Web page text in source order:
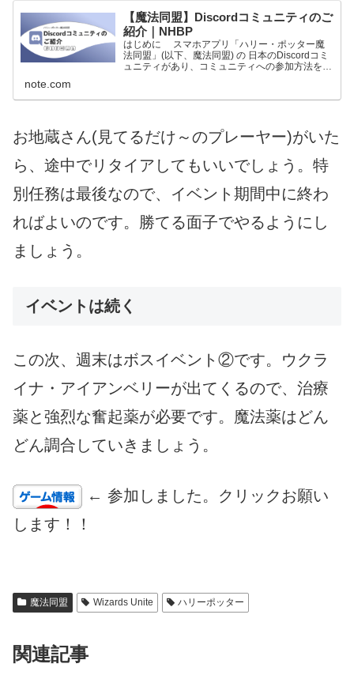
【魔法同盟】Discordコミュニティのご
紹介｜NHBP
はじめに スマホアプリ「ハリー・ポッター魔
法同盟」(以下、魔法同盟) の 日本のDiscordコミ
ュニティがあり、コミュニティへの参加方法をご
同盟の...
note.com
お地蔵さん(見てるだけ～のプレーヤー)がいた
ら、途中でリタイアしてもいいでしょう。特
別任務は最後なので、イベント期間中に終わ
ればよいのです。勝てる面子でやるようにし
ましょう。
イベントは続く
この次、週末はボスイベント②です。ウクラ
イナ・アイアンベリーが出てくるので、治療
薬と強烈な奮起薬が必要です。魔法薬はどん
どん調合していきましょう。
← 参加しました。クリックお願い
します！！
魔法同盟 Wizards Unite ハリーポッター
関連記事